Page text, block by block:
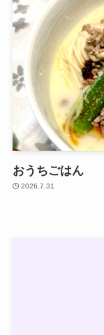
おうちごはん
2026.7.31